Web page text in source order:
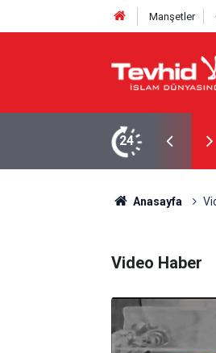
Manşetler
24
yeni bir marka ismi buldu!
Anasayfa
Video Haber